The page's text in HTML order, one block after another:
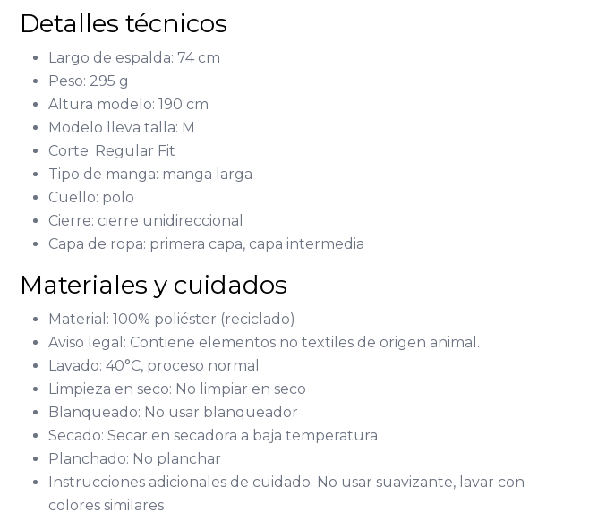
Detalles técnicos
Largo de espalda: 74 cm
Peso: 295 g
Altura modelo: 190 cm
Modelo lleva talla: M
Corte: Regular Fit
Tipo de manga: manga larga
Cuello: polo
Cierre: cierre unidireccional
Capa de ropa: primera capa, capa intermedia
Materiales y cuidados
Material: 100% poliéster (reciclado)
Aviso legal: Contiene elementos no textiles de origen animal.
Lavado: 40°C, proceso normal
Limpieza en seco: No limpiar en seco
Blanqueado: No usar blanqueador
Secado: Secar en secadora a baja temperatura
Planchado: No planchar
Instrucciones adicionales de cuidado: No usar suavizante, lavar con
colores similares